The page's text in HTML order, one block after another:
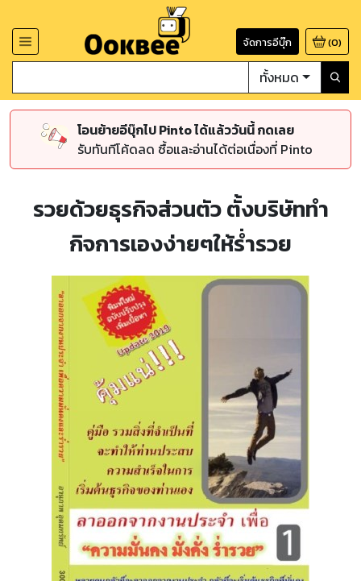
จัดการอีบุ๊ก (0)
ทั้งหมด
โอนย้ายอีบุ๊กไป Pinto ได้แล้ววันนี้ กดเลย
รับทันทีโค้ดลด ซื้อและอ่านได้ต่อเนื่องที่ Pinto
รวยด้วยธุรกิจส่วนตัว ตั้งบริษัททำ
กิจการเองง่ายๆให้ร่ำรวย